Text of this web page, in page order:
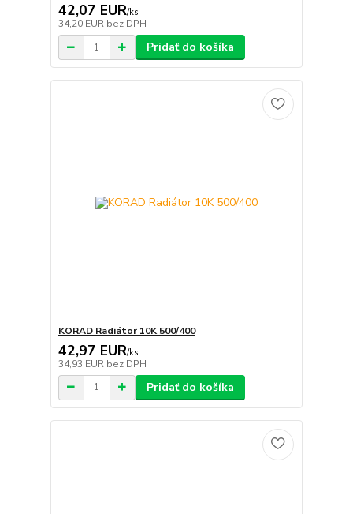
42,07 EUR/ks
34,20 EUR bez DPH
Pridať do košíka
KORAD Radiátor 10K 500/400
42,97 EUR/ks
34,93 EUR bez DPH
Pridať do košíka